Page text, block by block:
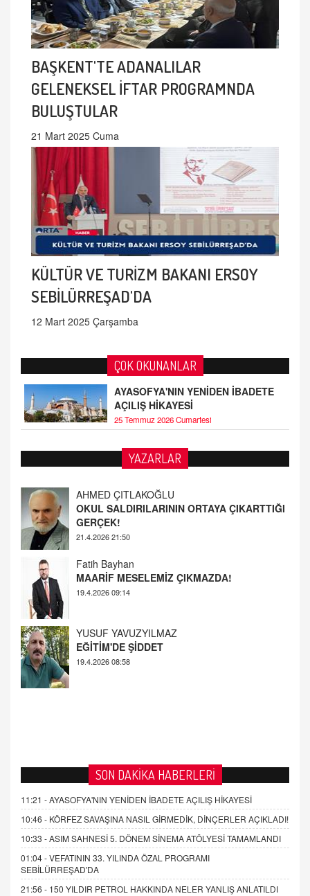
BAŞKENT'TE ADANALILAR
GELENEKSEL İFTAR PROGRAMNDA
BULUŞTULAR
21 Mart 2025 Cuma
KÜLTÜR VE TURİZM BAKANI ERSOY
SEBİLÜRREŞAD'DA
12 Mart 2025 Çarşamba
ÇOK OKUNANLAR
AYASOFYA'NIN YENİDEN İBADETE
AÇILIŞ HİKAYESİ
25 Temmuz 2026 Cumartesi
YAZARLAR
OKUL SALDIRILARININ ORTAYA ÇIKARTTIĞI
GERÇEK!
21.4.2026 21:50
Fatih Bayhan
MAARİF MESELEMİZ ÇIKMAZDA!
19.4.2026 09:14
EĞİTİM'DE ŞİDDET
19.4.2026 08:58
SON DAKİKA HABERLERİ
11:21 -AYASOFYA'NIN YENİDEN İBADETE AÇILIŞ HİKAYESİ
10:46 - KÖRFEZ SAVAŞINA NASIL GİRMEDİK, DİNÇERLER AÇIKLADI!
10:33 -ASIM SAHNESİ 5. DÖNEM SİNEMA ATÖLYESİ TAMAMLANDI
01:04 -VEFATININ 33. YILINDA ÖZAL PROGRAMI
SEBİLÜRREŞAD'DA
21:56 - 150 YILDIR PETROL HAKKINDA NELER YANLIŞ ANLATILDI